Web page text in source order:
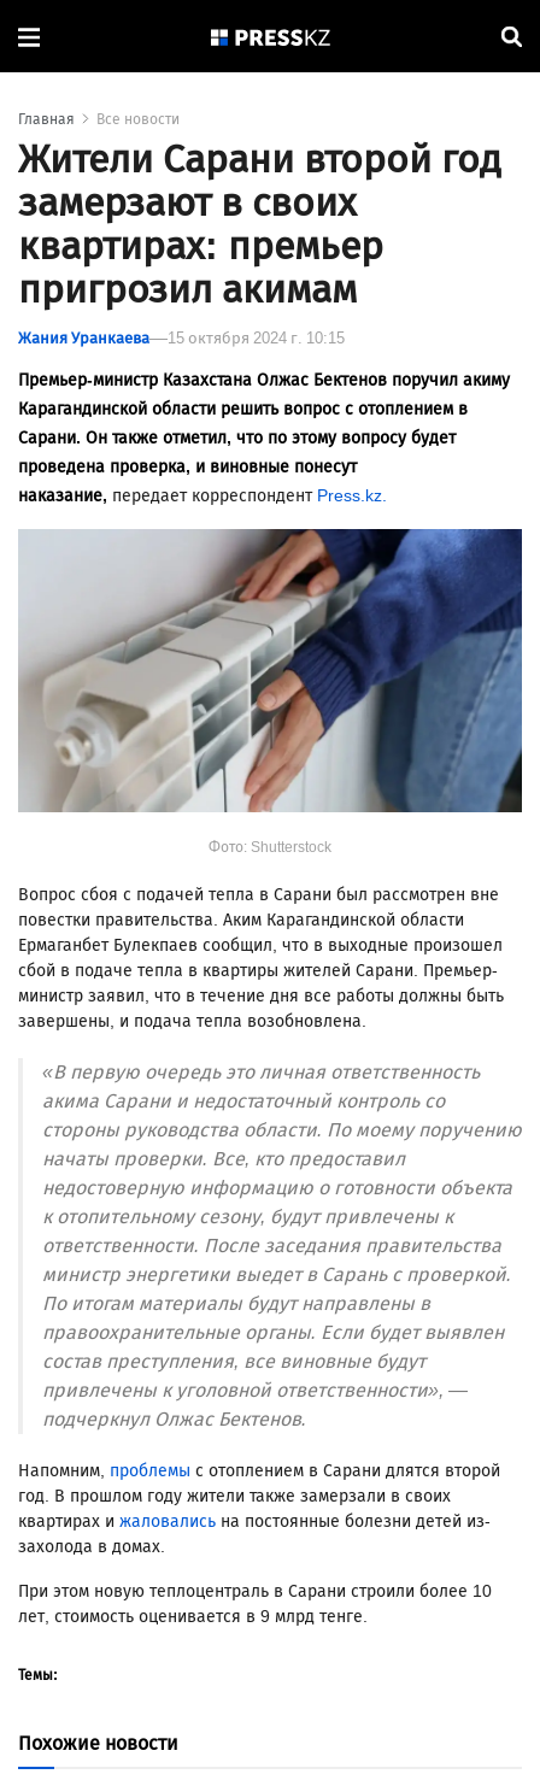
Главная Все новости
Жители Сарани второй год
замерзают в своих
квартирах: премьер
пригрозил акимам
Жания Уранкаева 15 октября 2024 г. 10:15
Премьер-министр Казахстана Олжас Бектенов поручил акиму
Карагандинской области решить вопрос с отоплением в
Сарани. Он также отметил, что по этому вопросу будет
проведена проверка, и виновные понесут
наказание, передает корреспондент Press.kz.
Фото: Shutterstock
Вопрос сбоя с подачей тепла в Сарани был рассмотрен вне
повестки правительства. Аким Карагандинской области
Ермаганбет Булекпаев сообщил, что в выходные произошел
сбой в подаче тепла в квартиры жителей Сарани. Премьер-
министр заявил, что в течение дня все работы должны быть
завершены, и подача тепла возобновлена.
«В первую очередь это личная ответственность
акима Сарани и недостаточный контроль со
стороны руководства области. По моему поручению
начаты проверки. Все, кто предоставил
недостоверную информацию о готовности объекта
к отопительному сезону, будут привлечены к
ответственности. После заседания правительства
министр энергетики выедет в Сарань с проверкой.
По итогам материалы будут направлены в
правоохранительные органы. Если будет выявлен
состав преступления, все виновные будут
привлечены к уголовной ответственности», —
подчеркнул Олжас Бектенов.
Напомним, проблемы с отоплением в Сарани длятся второй
год. В прошлом году жители также замерзали в своих
квартирах и жаловались на постоянные болезни детей из-
захолода в домах.
При этом новую теплоцентраль в Сарани строили более 10
лет, стоимость оценивается в 9 млрд тенге.
Темы:
Похожие новости